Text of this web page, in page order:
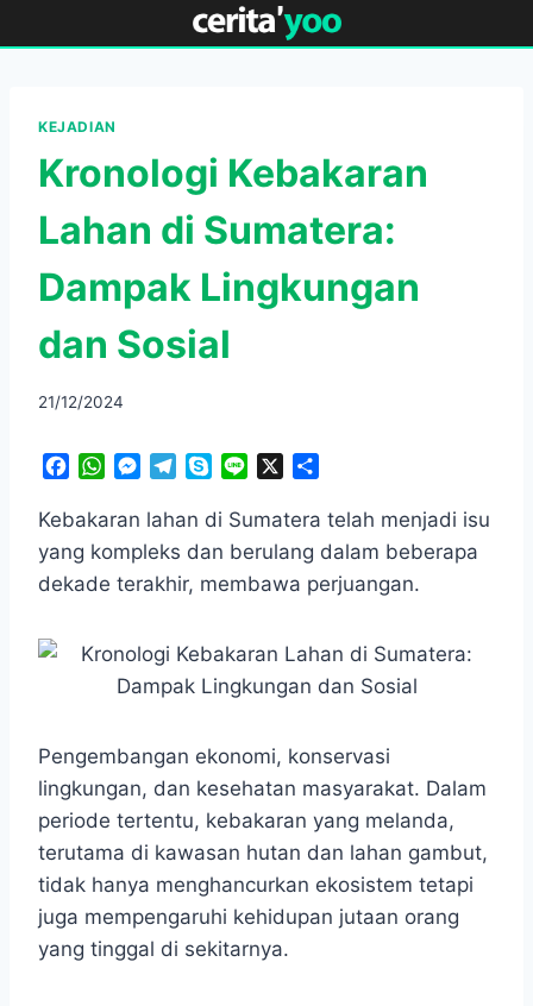
to
KEJADIAN
Kronologi Kebakaran
Lahan di Sumatera:
Dampak Lingkungan
dan Sosial
21/12/2024
c
e
b
o
W
a
t
A
p
M
s
s
n
e
r
l
e
g
r
m
y
p
n
e
a
r
Kebakaran lahan di Sumatera telah menjadi isu
yang kompleks dan berulang dalam beberapa
dekade terakhir, membawa perjuangan.
Pengembangan ekonomi, konservasi
lingkungan, dan kesehatan masyarakat.​ Dalam
periode tertentu, kebakaran yang melanda,
terutama di kawasan hutan dan lahan gambut,
tidak hanya menghancurkan ekosistem tetapi
juga mempengaruhi kehidupan jutaan orang
yang tinggal di sekitarnya.